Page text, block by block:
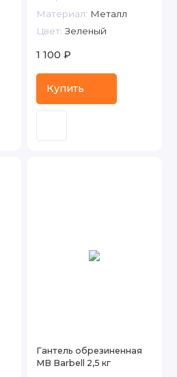
Материал: Металл
Цвет: Зеленый
1 100 ₽
Купить
Гантель обрезиненная
MB Barbell 2,5 кг